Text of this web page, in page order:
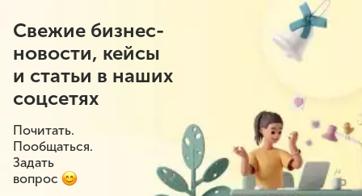
Свежие бизнес-
новости, кейсы
и статьи в наших
соцсетях
Почитать.
Пообщаться.
Задать
вопрос